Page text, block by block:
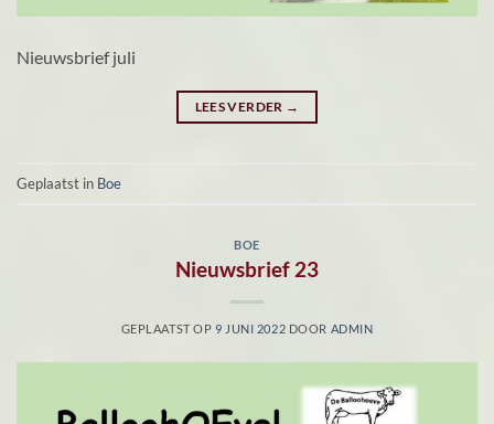
Nieuwsbrief juli
LEES VERDER →
Geplaatst in Boe
BOE
Nieuwsbrief 23
GEPLAATST OP 9 JUNI 2022 DOOR ADMIN